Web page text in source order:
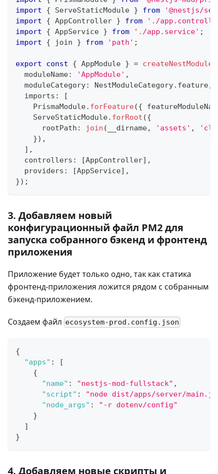
import
{ ServeStaticModule } from
'@nestjs/
import
{ AppController } from
'./
import
{ AppService } from './app.service' ;
import
{ join } from 'path' ;
export const { AppModule } = createNestModule
  moduleName
: 'AppModule' ,
  moduleCategory
: NestModuleCategory. feature,
  imports
:
[
    PrismaModule
. forFeature({
    ServeStaticModule
. forRoot ({
      rootPath
: join ( __dirname, 'assets' ,
}) ,
] ,
  controllers
: [AppController] ,
  providers
: [AppService] ,
}) ;
3. Добавляем новый
конфигурационный файл PM2 для
запуска собранного бэкенд и фронтенд
приложения
Приложение будет только одно, так как статика
фронтенд-приложения ложится рядом с собранным
бэкенд-приложением.
Создаем файл ecosystem-prod.config.json
{
"apps" :
[
{
"name" : "nestjs-mod-fullstack" ,
"script" :
"node dist/apps/server/
"node_args" :
"-r dotenv/config"
}
]
}
4. Добавляем новые скрипты и